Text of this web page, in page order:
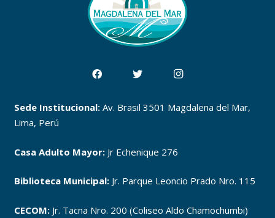
Sede Institucional:Av. Brasil 3501 Magdalena del Mar,
Lima, Perú
Casa Adulto Mayor:Jr Echenique 276
Biblioteca Municipal:Jr. Parque Leoncio Prado Nro. 115
CECOM:Jr. Tacna Nro. 200 (Coliseo Aldo Chamochumbi)